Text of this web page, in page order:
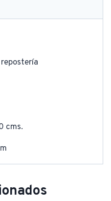
cms.